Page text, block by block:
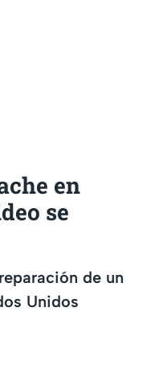
en
se
de un
Unidos